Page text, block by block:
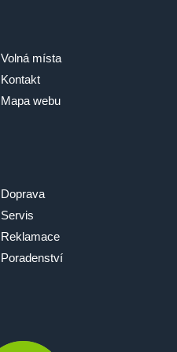
Volná místa
Kontakt
Mapa webu
Doprava
Servis
Reklamace
Poradenství